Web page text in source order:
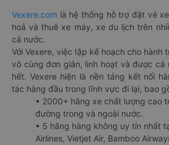
Vexere.com là hệ thống hỗ trợ đặt vé
hoả và thuê xe máy, xe du lịch trên
cả nước.
Với Vexere, việc lập kế hoạch cho hành
vô cùng đơn giản, linh hoạt và được cá
hết. Vexere hiện là nền tảng kết nối
tác hàng đầu trong lĩnh vực đi lại, bao
• 2000+ hãng xe chất lượng cao
đường trong và ngoài nước.
• 5 hãng hàng không uy tín nhất
Airlines, Vietjet Air, Bamboo